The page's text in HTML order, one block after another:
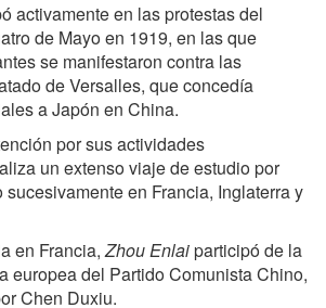
activamente en las protestas del
de Mayo en 1919, en las que
se manifestaron contra las
de Versalles, que concedía
a Japón en China.
por sus actividades
un extenso viaje de estudio por
en Francia, Inglaterra y
en Francia,Zhou Enlaiparticipó de la
europea del Partido Comunista Chino,
Chen Duxiu.